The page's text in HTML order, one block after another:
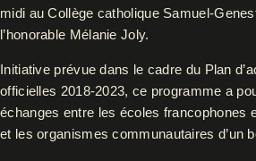
midi au Collège catholique Samuel-
l’honorable Mélanie Joly.
Initiative prévue dans le cadre du Plan
officielles 2018-2023, ce programme a
échanges entre les écoles francophones
et les organismes communautaires d’un